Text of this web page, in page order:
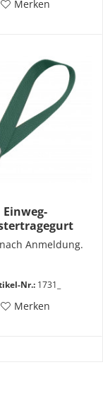
Merken
Einweg-
Anmeldung.
Nr.: 1731_
Merken